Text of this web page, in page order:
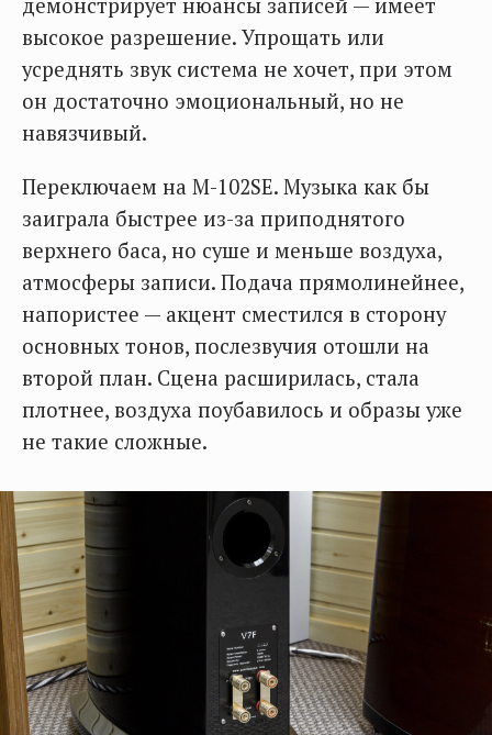
демонстрирует нюансы записей — имеет
высокое разрешение. Упрощать или
усреднять звук система не хочет, при этом
он достаточно эмоциональный, но не
навязчивый.
Переключаем на M-102SE. Музыка как бы
заиграла быстрее из-за приподнятого
верхнего баса, но суше и меньше воздуха,
атмосферы записи. Подача прямолинейнее,
напористее — акцент сместился в сторону
основных тонов, послезвучия отошли на
второй план. Сцена расширилась, стала
плотнее, воздуха поубавилось и образы уже
не такие сложные.